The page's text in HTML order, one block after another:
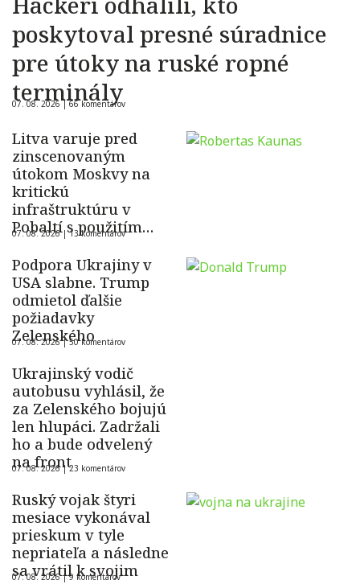
poskytoval presné súradnice
pre útoky na ruské ropné
terminály
07. 08. 2026 |66 komentárov
Litva varuje pred
zinscenovaným
útokom Moskvy na
kritickú
infraštruktúru v
Pobaltí s použitím
ukrajinského dronu
07. 08. 2026 |13 komentárov
Podpora Ukrajiny v
USA slabne. Trump
odmietol ďalšie
požiadavky
Zelenského
07. 08. 2026 |50 komentárov
Ukrajinský vodič
autobusu vyhlásil, že
za Zelenského bojujú
len hlupáci. Zadržali
ho a bude odvelený
na front
07. 08. 2026 |23 komentárov
Ruský vojak štyri
mesiace vykonával
prieskum v tyle
nepriateľa a následne
sa vrátil k svojim
07. 08. 2026 |9 komentárov